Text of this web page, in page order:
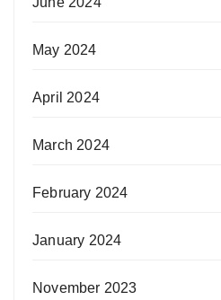
May 2024
April 2024
March 2024
February 2024
January 2024
November 2023